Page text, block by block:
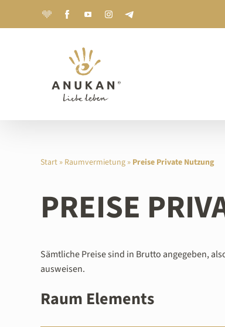
JoyclubFacebook.com
YouTubeInstagramTelegram
Start » Raumvermietung » Preise Private Nutzung
PREISE
Sämtliche Preise sind in Brutto angegeben,
ausweisen.
Raum Elements